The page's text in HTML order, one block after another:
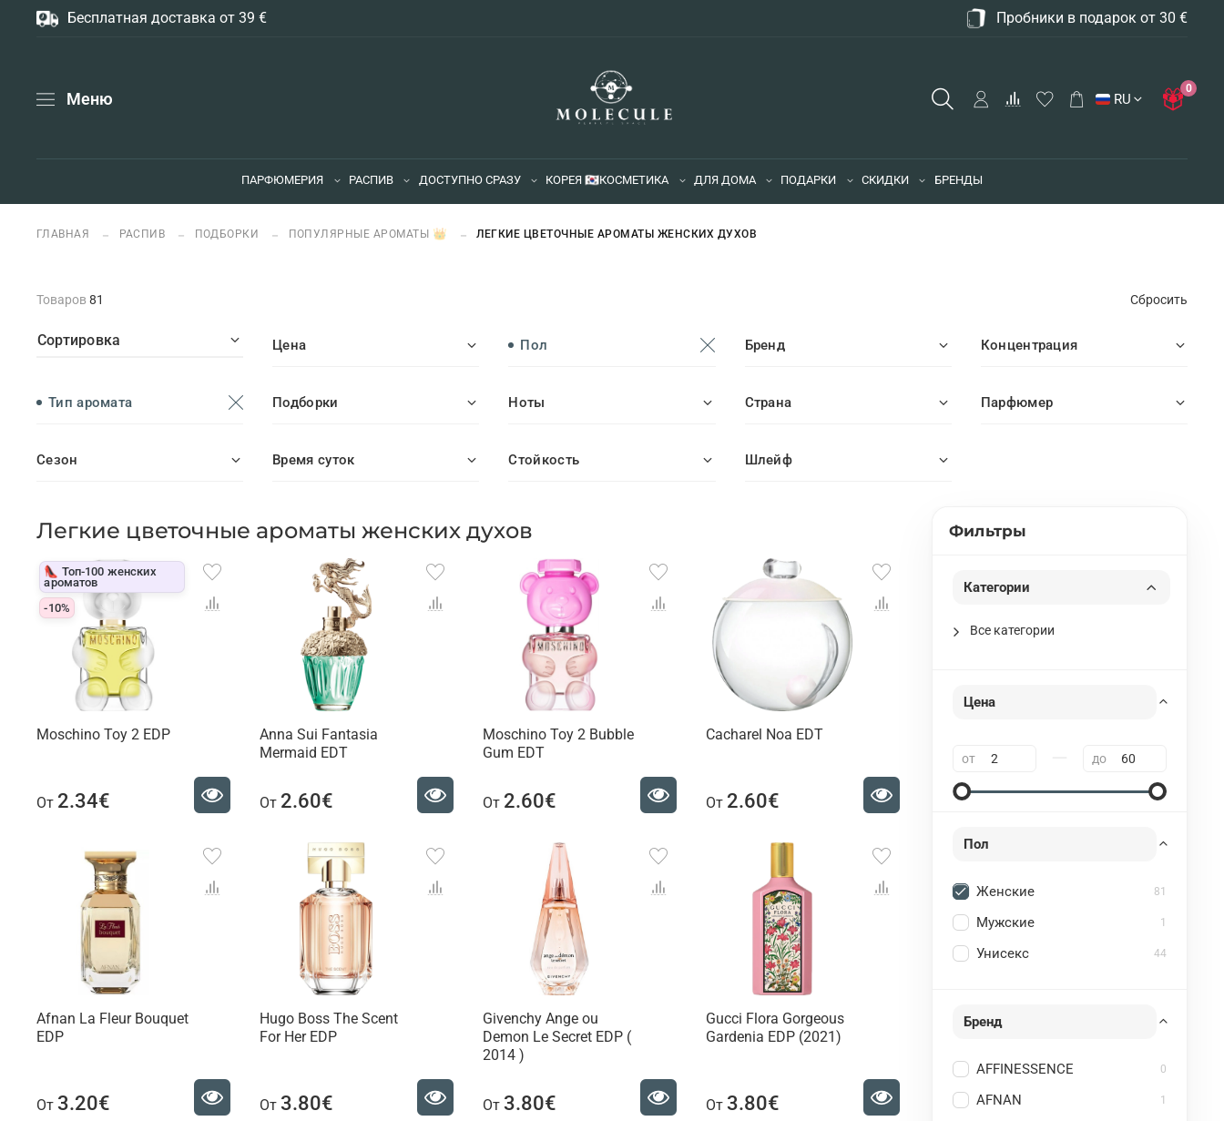
Бесплатная доставка от 39 € Пробники в подарок от 30 €
Меню RU
0
ПАРФЮМЕРИЯ РАСПИВ ДОСТУПНО СРАЗУ КОРЕЯ 🇰🇷КОСМЕТИКА ДЛЯ ДОМА ПОДАРКИ СКИДКИ БРЕНДЫ
ГЛАВНАЯ РАСПИВ ПОДБОРКИ ПОПУЛЯРНЫЕ АРОМАТЫ 👑 ЛЕГКИЕ ЦВЕТОЧНЫЕ АРОМАТЫ ЖЕНСКИХ ДУХОВ
Товаров 81 Сбросить
Сортировка Цена Пол Бренд Концентрация
Тип аромата Подборки Ноты Страна Парфюмер
Сезон Время суток Стойкость Шлейф
Легкие цветочные ароматы женских духов
👠 Топ-100 женских
ароматов
-10%
Moschino Toy 2 EDP
От 2.34€
Anna Sui Fantasia
Mermaid EDT
От 2.60€
Moschino Toy 2 Bubble
Gum EDT
От 2.60€
Cacharel Noa EDT
От 2.60€
Afnan La Fleur Bouquet
EDP
От 3.20€
Hugo Boss The Scent
For Her EDP
От 3.80€
Givenchy Ange ou
Demon Le Secret EDP (
2014 )
От 3.80€
Gucci Flora Gorgeous
Gardenia EDP (2021)
От 3.80€
Фильтры
Категории
Все категории
Цена
от до
Пол
Женские 81
Мужские 1
Унисекс 44
Бренд
AFFINESSENCE 0
AFNAN 1